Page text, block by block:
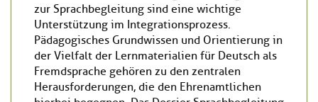
zur Sprachbegleitung sind eine wichtige
Unterstützung im Integrationsprozess.
Pädagogisches Grundwissen und Orientierung in
der Vielfalt der Lernmaterialien für Deutsch als
Fremdsprache gehören zu den zentralen
Herausforderungen, die den Ehrenamtlichen